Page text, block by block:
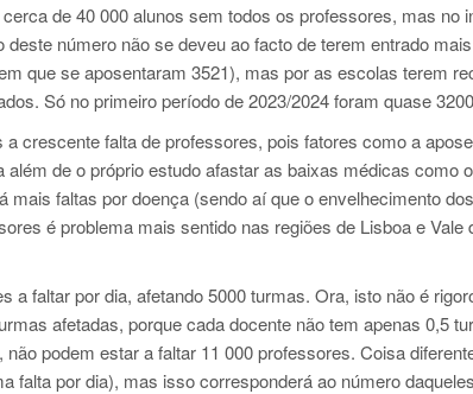
de 40 000 alunos sem todos os professores, mas no
número não se deveu ao facto de terem entrado mais
que se aposentaram 3521), mas por as escolas terem
Só no primeiro período de 2023/2024 foram quase
crescente falta de professores, pois fatores como a
de o próprio estudo afastar as baixas médicas como
mais faltas por doença (sendo aí que o envelhecimento dos
é problema mais sentido nas regiões de Lisboa e Vale
a faltar por dia, afetando 5000 turmas. Ora, isto não é
afetadas, porque cada docente não tem apenas 0,5
podem estar a faltar 11 000 professores. Coisa
falta por dia), mas isso corresponderá ao número